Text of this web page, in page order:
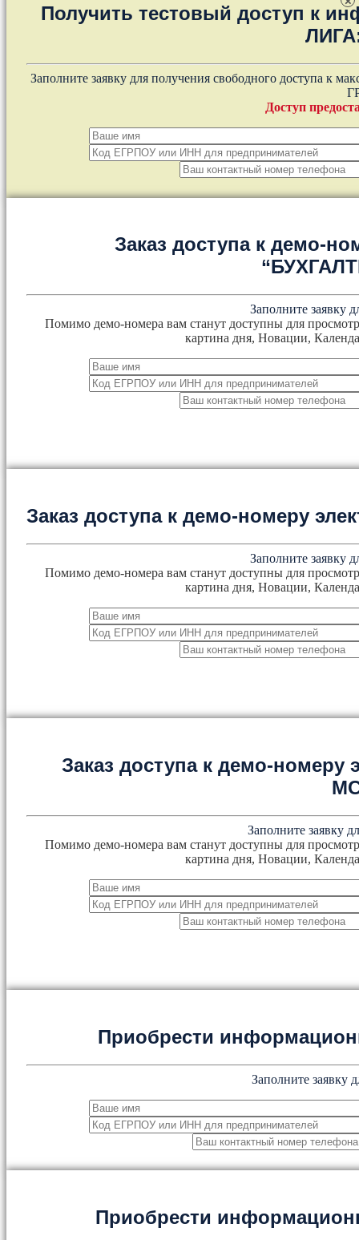
Получить тестовый доступ к
Заполните заявку для получения свободного доступа к
Доступ
Заказ доступа к демо-
Заполните заявку
Помимо демо-номера вам станут доступны для
картина дня, Новации,
Заказ доступа к демо-номеру
Заполните заявку
Помимо демо-номера вам станут доступны для
картина дня, Новации,
Заказ доступа к демо-номеру
Заполните заявку
Помимо демо-номера вам станут доступны для
картина дня, Новации,
Приобрести
Заполните заявку
Приобрести